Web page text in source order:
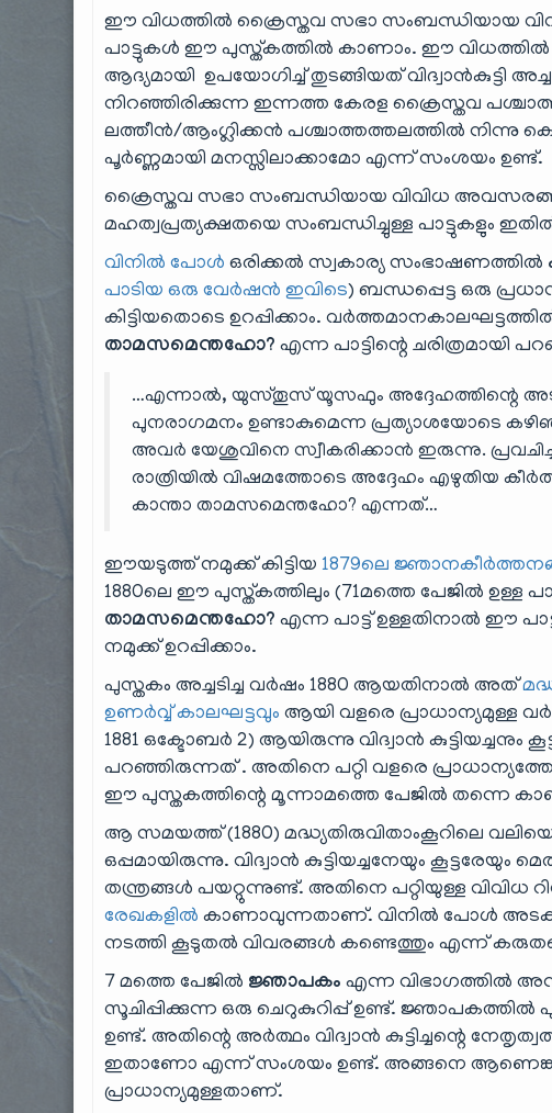
ഈ വിധത്തിൽ ക്രൈസ്തവ സഭാ സംബന്ധിയായ
പാട്ടുകൾ ഈ പുസ്ത്കത്തിൽ കാണാം. ഈ വിധത്തിൽ
ആദ്യമായി ഉപയോഗിച്ച് തുടങ്ങിയത്
നിറഞ്ഞിരിക്കുന്ന ഇന്നത്ത കേരള ക്രൈസ്തവ
ലത്തീൻ/ആംഗ്ലിക്കൻ പശ്ചാത്തത്തലത്തിൽ നിന്നു
പൂർണ്ണമായി മനസ്സിലാക്കാമോ എന്ന് സംശയം ഉണ്ട്.
ക്രൈസ്തവ സഭാ സംബന്ധിയായ വിവിധ
മഹത്വപ്രത്യക്ഷതയെ സംബന്ധിച്ചുള്ള പാട്ടുകളും
വിനിൽ പോൾഒരിക്കൽ സ്വകാര്യ സംഭാഷണത്തിൽ
പാടിയ ഒരു വേർഷൻ ഇവിടെ) ബന്ധപ്പെട്ട ഒരു
കിട്ടിയതൊടെ ഉറപ്പിക്കാം.
താമസമെന്തഹോ? എന്ന പാട്ടിന്റെ
…എന്നാൽ, യുസ്തൂസ് യൂസഫും അദ്ദേഹത്തിന്റെ
പുനരാഗമനം ഉണ്ടാകുമെന്ന പ്രത്യാശയോടെ
അവർ യേശുവിനെ സ്വീകരിക്കാൻ ഇരുന്നു.
രാത്രിയിൽ വിഷമത്തോടെ അദ്ദേഹം എഴുതിയ
കാന്താ താമസമെന്തഹോ? എന്നത്…
ഈയടുത്ത് നമുക്ക് കിട്ടിയ 1879ലെ
1880ലെ ഈ പുസ്ത്കത്തിലും (71മത്തെ പേജിൽ ഉള്ള
താമസമെന്തഹോ? എന്ന പാട്ട് ഉള്ളതിനാൽ ഈ
നമുക്ക് ഉറപ്പിക്കാം.
പുസ്തകം അച്ചടിച്ച വർഷം 1880 ആയതിനാൽ അത്
ഉണർവ്വ് കാലഘട്ടവും ആയി വളരെ പ്രാധാന്യമുള്ള
1881 ഒക്ടോബർ 2) ആയിരുന്നു വിദ്വാൻ കുട്ടിയച്ചനും
പറഞ്ഞിരുന്നത് . അതിനെ പറ്റി വളരെ
ഈ പുസ്തകത്തിന്റെ മൂന്നാമത്തെ പേജിൽ തന്നെ
ആ സമയത്ത് (1880) മദ്ധ്യതിരുവിതാംകൂറിലെ
ഒപ്പമായിരുന്നു. വിദ്വാൻ കുട്ടിയച്ചനേയും
തന്ത്രങ്ങൾ പയറ്റുന്നുണ്ട്. അതിനെ പറ്റിയുള്ള വിവിധ
രേഖകളിൽ കാണാവുന്നതാണ്. വിനിൽ പോൾ
നടത്തി കൂടുതൽ വിവരങ്ങൾ കണ്ടെത്തും എന്ന്
7 മത്തെ പേജിൽ ജ്ഞാപകം എന്ന വിഭാഗത്തിൽ
സൂചിപ്പിക്കുന്ന ഒരു ചെറുകുറിപ്പ് ഉണ്ട്.
ഉണ്ട്. അതിന്റെ അർത്ഥം വിദ്വാൻ കുട്ടിച്ചന്റെ
ഇതാണോ എന്ന് സംശയം ഉണ്ട്. അങ്ങനെ
പ്രാധാന്യമുള്ളതാണ്.